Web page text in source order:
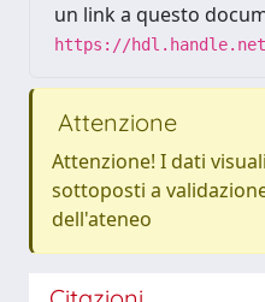
un link a questo
https://hdl.handle.net/
Attenzione
Attenzione! I dati
sottoposti a
dell'ateneo